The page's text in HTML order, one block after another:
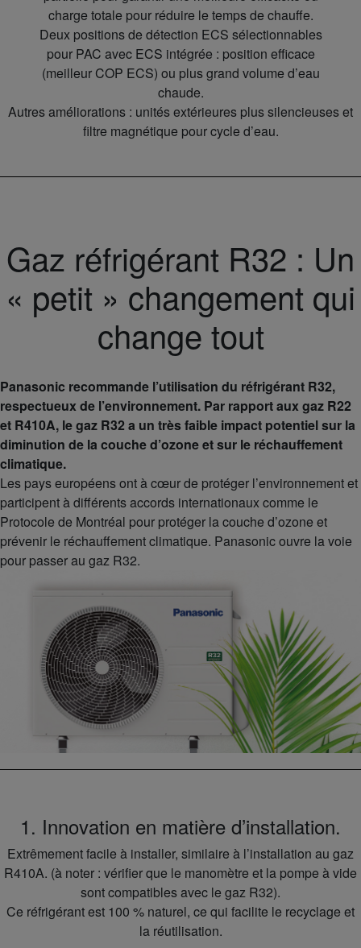
charge totale pour réduire le temps de chauffe.
Deux positions de détection ECS sélectionnables
pour PAC avec ECS intégrée : position efficace
(meilleur COP ECS) ou plus grand volume d’eau
chaude.
Autres améliorations : unités extérieures plus silencieuses et
filtre magnétique pour cycle d’eau.
Gaz réfrigérant R32 : Un
« petit » changement qui
change tout
Panasonic recommande l’utilisation du réfrigérant R32,
respectueux de l’environnement. Par rapport aux gaz R22
et R410A, le gaz R32 a un très faible impact potentiel sur la
diminution de la couche d’ozone et sur le réchauffement
climatique.
Les pays européens ont à cœur de protéger l’environnement et
participent à différents accords internationaux comme le
Protocole de Montréal pour protéger la couche d’ozone et
prévenir le réchauffement climatique. Panasonic ouvre la voie
pour passer au gaz R32.
1. Innovation en matière d’installation.
Extrêmement facile à installer, similaire à l’installation au gaz
R410A. (à noter : vérifier que le manomètre et la pompe à vide
sont compatibles avec le gaz R32).
Ce réfrigérant est 100 % naturel, ce qui facilite le recyclage et
la réutilisation.